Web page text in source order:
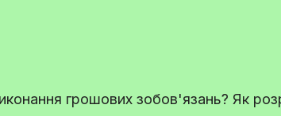
грошових зобов'язань? Як